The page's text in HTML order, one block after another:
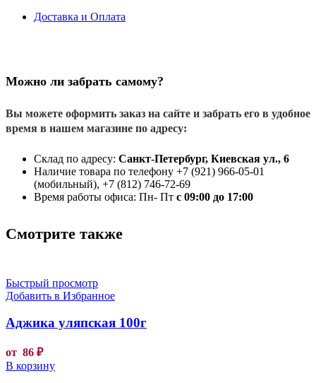
Доставка и Оплата
Можно ли забрать самому?
Вы можете оформить заказ на сайте и забрать его в удобное
время в нашем магазине по адресу:
Склад по адресу: Санкт-Петербург, Киевская ул., 6
Наличие товара по телефону +7 (921) 966-05-01
(мобильный), +7 (812) 746-72-69
Время работы офиса: Пн- Пт с 09:00 до 17:00
Смотрите также
Быстрый просмотр
Добавить в Избранное
Аджика уляпская 100г
от 86 ₽
В корзину